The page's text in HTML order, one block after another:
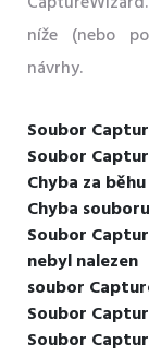
níže (nebo
návrhy.
Soubor
Soubor
Chyba za
Chyba
Soubor
nebyl nalezen
soubor
Soubor
Soubor